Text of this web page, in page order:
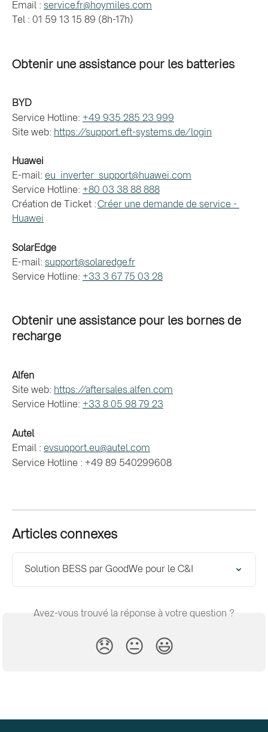
Email : service.fr@hoymiles.com
Tel : 01 59 13 15 89 (8h-17h)
Obtenir une assistance pour les batteries
BYD
Service Hotline: +49 935 285 23 999
Site web: https://support.eft-systems.de/login
Huawei
E-mail: eu_inverter_support@huawei.com
Service Hotline: +80 03 38 88 888
Création de Ticket : Créer une demande de service -
Huawei
SolarEdge
E-mail: support@solaredge.fr
Service Hotline: +33 3 67 75 03 28
Obtenir une assistance pour les bornes de
recharge
Alfen
Site web: https://aftersales.alfen.com
Service Hotline: +33 8 05 98 79 23
Autel
Email : evsupport.eu@autel.com
Service Hotline : +49 89 540299608
Articles connexes
Solution BESS par GoodWe pour le C&I
Avez-vous trouvé la réponse à votre question ?
😞 😐 😃